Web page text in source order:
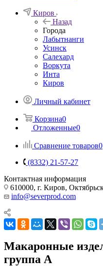
Киров
Назад
Города
Лабытнанги
Усинск
Салехард
Воркута
Инта
Киров
Личный кабинет
Корзина0
Отложенные0
Сравнение товаров0
(8332) 21-57-27
Контактная информация
610000, г. Киров,
info@severprod.com
Макаронные
группа А